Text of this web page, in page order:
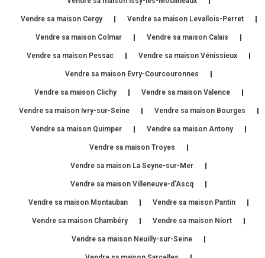
Vendre sa maison Cergy Vendre sa maison Levallois-Perret
Vendre sa maison Colmar Vendre sa maison Calais
Vendre sa maison Pessac Vendre sa maison Vénissieux
Vendre sa maison Évry-Courcouronnes
Vendre sa maison Clichy Vendre sa maison Valence
Vendre sa maison Ivry-sur-Seine Vendre sa maison Bourges
Vendre sa maison Quimper Vendre sa maison Antony
Vendre sa maison Troyes
Vendre sa maison La Seyne-sur-Mer
Vendre sa maison Villeneuve-d’Ascq
Vendre sa maison Montauban Vendre sa maison Pantin
Vendre sa maison Chambéry Vendre sa maison Niort
Vendre sa maison Neuilly-sur-Seine